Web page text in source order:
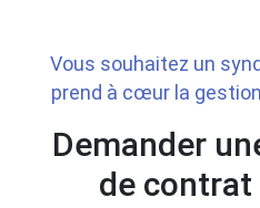
Vous souhaitez un
prend à cœur la
Demander
de contrat